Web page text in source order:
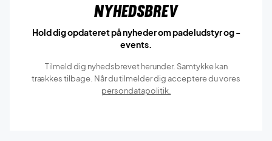
Nyhedsbrev
Hold dig opdateret på nyheder om padeludstyr og -
events.
Tilmeld dig nyhedsbrevet herunder. Samtykke kan
trækkes tilbage. Når du tilmelder dig acceptere du vores
persondatapolitik.